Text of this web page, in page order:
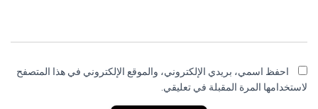
احفظ اسمي، بريدي الإلكتروني، والموقع الإلكتروني في هذا المتصفح
لاستخدامها المرة المقبلة في تعليقي.